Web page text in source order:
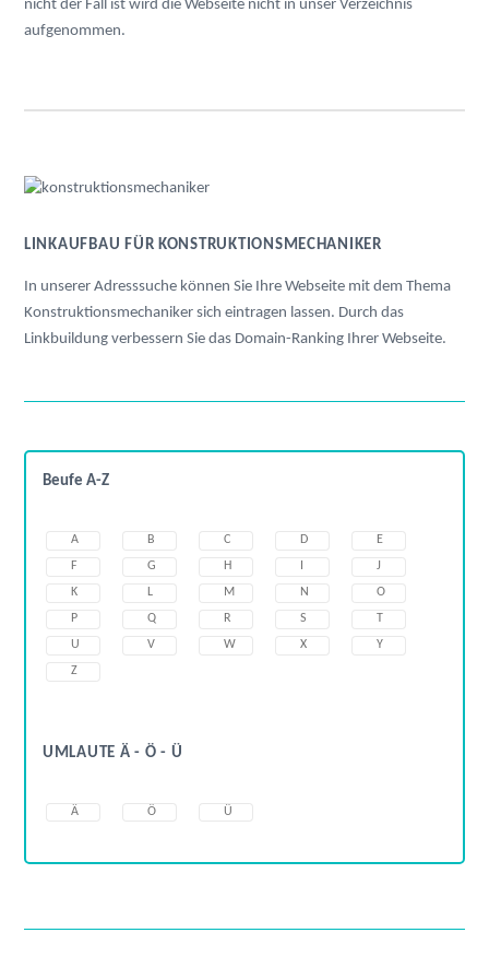
nicht der Fall ist wird die Webseite nicht in unser Verzeichnis
aufgenommen.
LINKAUFBAU FÜR KONSTRUKTIONSMECHANIKER
In unserer Adresssuche können Sie Ihre Webseite mit dem Thema
Konstruktionsmechaniker sich eintragen lassen. Durch das
Linkbuildung verbessern Sie das Domain-Ranking Ihrer Webseite.
Beufe A-Z
A B C D
E
F
G H
J
K
L M N
O
P
Q R S
T
U
V W X
Y
Z
UMLAUTE Ä - Ö - Ü
Ä Ö Ü